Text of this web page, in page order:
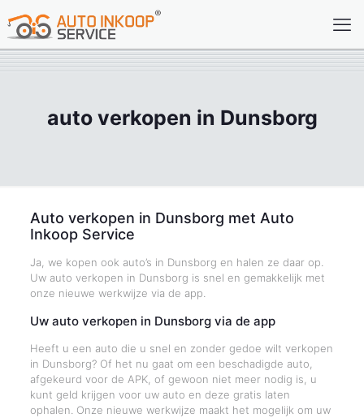
auto verkopen in Dunsborg
Auto verkopen in Dunsborg met Auto
Inkoop Service
Ja, we kopen ook auto’s in Dunsborg en halen ze daar op.
Uw auto verkopen in Dunsborg is snel en gemakkelijk met
onze nieuwe werkwijze via de app.
Uw auto verkopen in Dunsborg via de app
Heeft u een auto die u snel en zonder gedoe wilt verkopen
in Dunsborg? Of het nu gaat om een beschadigde auto,
afgekeurd voor de APK, of gewoon niet meer nodig is, u
kunt geld krijgen voor uw auto en deze gratis laten
ophalen. Onze nieuwe werkwijze maakt het mogelijk om uw